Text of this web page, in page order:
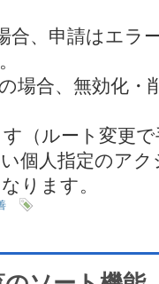
合、申請はエラ
場合、無効化・
（ルート変更
個人指定のア
ります。